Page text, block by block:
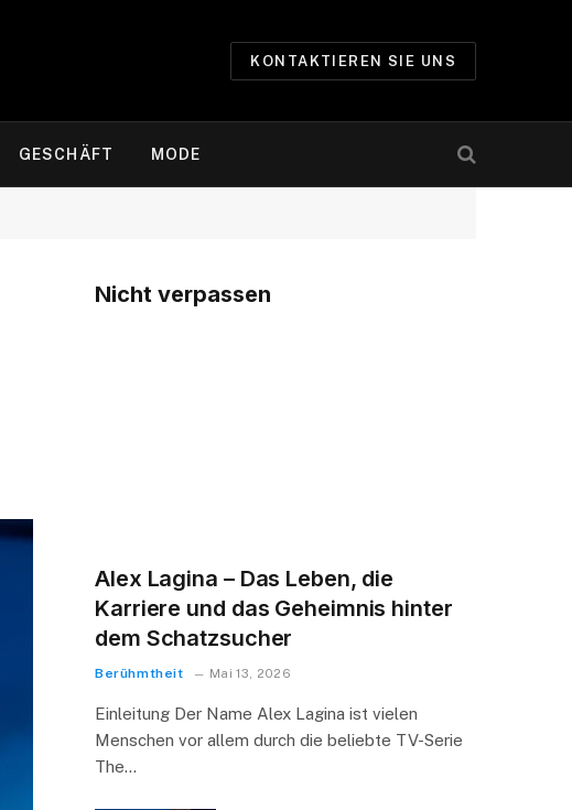
KONTAKTIEREN SIE UNS
GESCHÄFT MODE
Nicht verpassen
Alex Lagina – Das Leben, die
Karriere und das Geheimnis hinter
dem Schatzsucher
Berühmtheit Mai 13, 2026
Einleitung Der Name Alex Lagina ist vielen
Menschen vor allem durch die beliebte TV-Serie
The…